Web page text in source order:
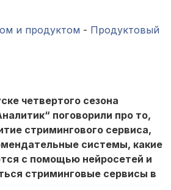
и продуктом - Продуктовый
четвертого сезона
поговорили про то,
стримингового сервиса,
системы, какие
с помощью нейросетей и
стриминговые сервисы в